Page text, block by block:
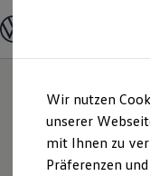
Hauptinhalt
springen
Footer
springen
Modelle und
Modelle
Elektroautos
ENERGY
SUV und
Wir nutzen
unserer
mit Ihnen zu
Präferenzen